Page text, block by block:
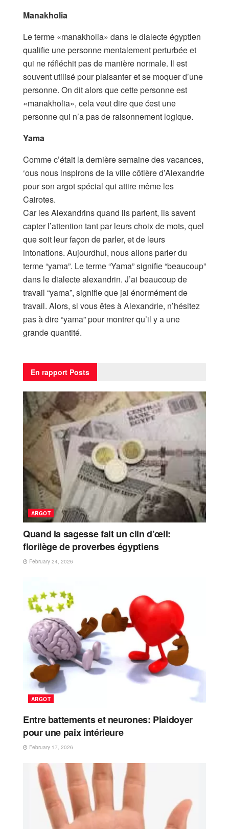
Manakholia
Le terme «manakholia» dans le dialecte égyptien
qualifie une personne mentalement perturbée et
qui ne réfléchit pas de manière normale. Il est
souvent utilisé pour plaisanter et se moquer d’une
personne. On dit alors que cette personne est
«manakholia», cela veut dire que ćest une
personne qui n’a pas de raisonnement logique.
Yama
Comme c’était la dernière semaine des vacances,
‘ous nous inspirons de la ville côtière d’Alexandrie
pour son argot spécial qui attire même les
Cairotes.
Car les Alexandrins quand ils parlent, ils savent
capter l’attention tant par leurs choix de mots, quel
que soit leur façon de parler, et de leurs
intonations. Aujourdhui, nous allons parler du
terme “yama”. Le terme “Yama” signifie “beaucoup”
dans le dialecte alexandrin. J’ai beaucoup de
travail “yama”, signifie que jai énormément de
travail. Alors, si vous êtes à Alexandrie, n’hésitez
pas à dire “yama” pour montrer qu’il y a une
grande quantité.
En rapport Posts
ARGOT
Quand la sagesse fait un clin d’œil:
florilège de proverbes égyptiens
February 24, 2026
ARGOT
Entre battements et neurones: Plaidoyer
pour une paix intérieure
February 17, 2026